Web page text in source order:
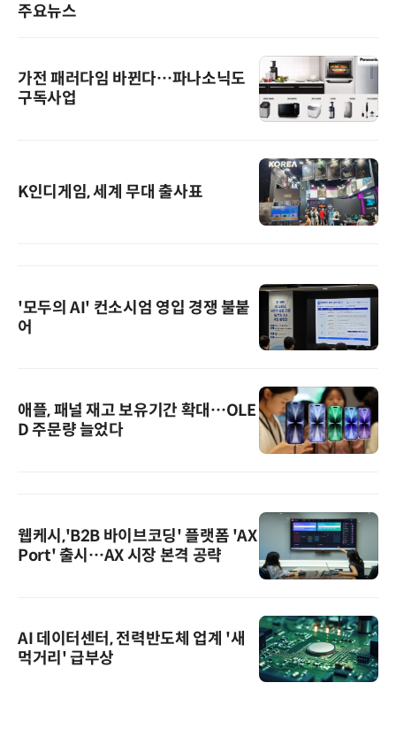
주요뉴스
가전 패러다임 바뀐다…파나소닉도
구독사업
K인디게임, 세계 무대 출사표
'모두의 AI' 컨소시엄 영입 경쟁 불붙
어
애플, 패널 재고 보유기간 확대…OLE
D 주문량 늘었다
웹케시,'B2B 바이브코딩' 플랫폼 'AX
Port' 출시…AX 시장 본격 공략
AI 데이터센터, 전력반도체 업계 '새
먹거리' 급부상